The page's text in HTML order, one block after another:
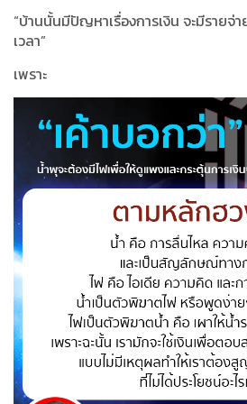
“บ้านนั้นมีปัญหาเรื่องการเงิน จะมีราย
เวลา”
เพราะ